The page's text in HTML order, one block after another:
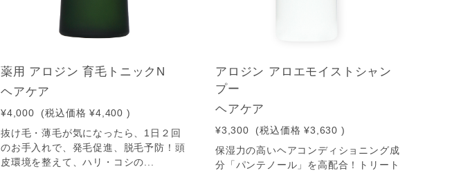
薬用 アロジン 育毛トニックN
ヘアケア
¥4,000 (税込価格 ¥4,400 )
抜け毛・薄毛が気になったら、1日２回
のお手入れで、発毛促進、脱毛予防！頭
皮環境を整えて、ハリ・コシの...
アロジン アロエモイストシャン
プー
ヘアケア
¥3,300 (税込価格 ¥3,630 )
保湿力の高いヘアコンディショニング成
分「パンテノール」を高配合！トリート